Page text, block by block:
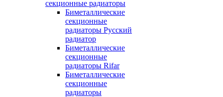
секционные радиаторы
Биметаллические
секционные
радиаторы Русский
радиатор
Биметаллические
секционные
радиаторы Rifar
Биметаллические
секционные
радиаторы